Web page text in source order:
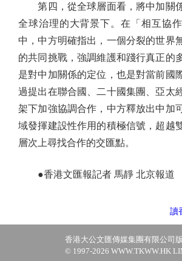
第四，從全球層面看，將中加關
全球治理的大背景下。在「相互協
中，中方明確指出，一個分裂的世界
的共同挑戰，強調維護和踐行真正的
是對中加關係的定位，也是對當前國
過提出在聯合國、二十國集團、亞太
架下加強協調合作，中方釋放出中加
域發揮建設性作用的積極信號，超越
層次上尋找合作的交匯點。
●香港文匯報記者 馬靜 北京報道
讀
香港大公文匯傳媒集團有限公司
© 1997-2026 WWW.TKWW.HK